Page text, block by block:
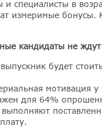
и специалисты в
измеримые бонусы.
кандидаты не
будет
мотивация
для 64%
выполняют